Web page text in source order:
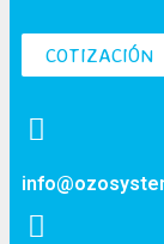
COTIZACIÓN